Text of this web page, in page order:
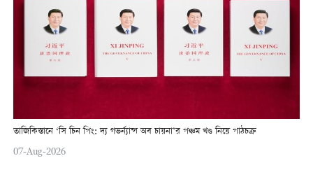
তাজিকিস্তানে ‘সি চিন পিং: দ্য গভর্ন্যান্স অব চায়না’র পঞ্চম খণ্ড নিয়ে পাঠচক্র
07-Aug-2026